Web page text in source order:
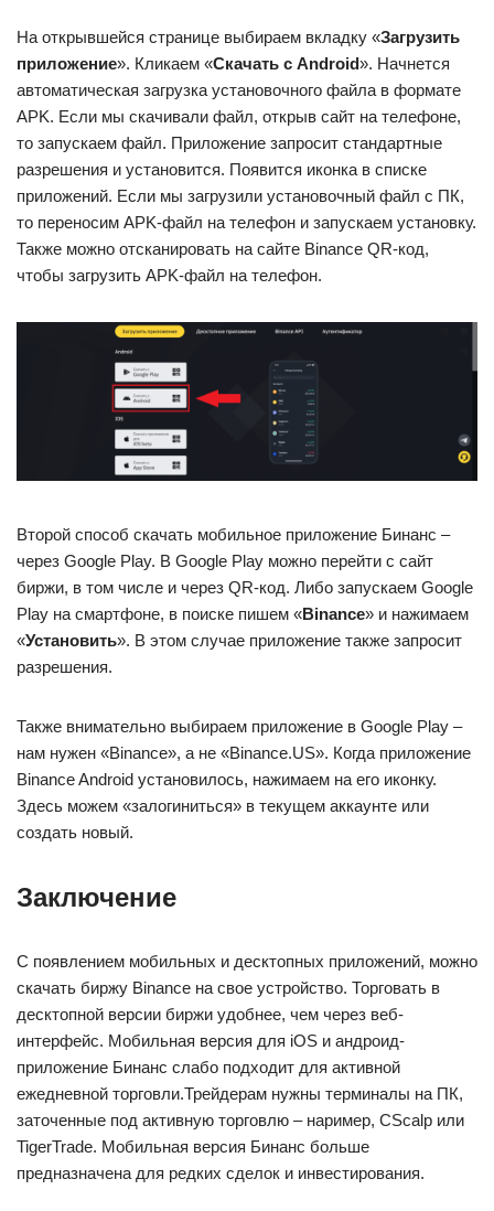
На открывшейся странице выбираем вкладку «Загрузить
приложение». Кликаем «Скачать с Android». Начнется
автоматическая загрузка установочного файла в формате
APK. Если мы скачивали файл, открыв сайт на телефоне,
то запускаем файл. Приложение запросит стандартные
разрешения и установится. Появится иконка в списке
приложений. Если мы загрузили установочный файл с ПК,
то переносим APK-файл на телефон и запускаем установку.
Также можно отсканировать на сайте Binance QR-код,
чтобы загрузить APK-файл на телефон.
Второй способ скачать мобильное приложение Бинанс –
через Google Play. В Google Play можно перейти с сайт
биржи, в том числе и через QR-код. Либо запускаем Google
Play на смартфоне, в поиске пишем «Binance» и нажимаем
«Установить». В этом случае приложение также запросит
разрешения.
Также внимательно выбираем приложение в Google Play –
нам нужен «Binance», а не «Binance.US». Когда приложение
Binance Android установилось, нажимаем на его иконку.
Здесь можем «залогиниться» в текущем аккаунте или
создать новый.
Заключение
С появлением мобильных и десктопных приложений, можно
скачать биржу Binance на свое устройство. Торговать в
десктопной версии биржи удобнее, чем через веб-
интерфейс. Мобильная версия для iOS и андроид-
приложение Бинанс слабо подходит для активной
ежедневной торговли.Трейдерам нужны терминалы на ПК,
заточенные под активную торговлю – наример, CScalp или
TigerTrade. Мобильная версия Бинанс больше
предназначена для редких сделок и инвестирования.